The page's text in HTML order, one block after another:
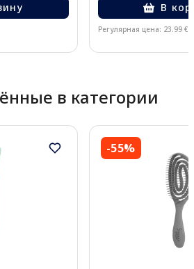
В
Регулярная цена: 23.99 €
в категории
-55%